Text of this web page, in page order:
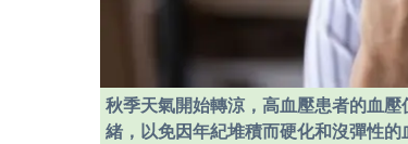
秋季天氣開始轉涼，高血壓患者的血
緒，以免因年紀堆積而硬化和沒彈性的